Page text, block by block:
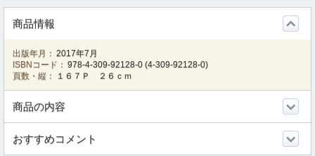
商品情報
出版年月： 2017年7月
ISBNコード： 978-4-309-92128-0 (4-309-92128-0)
頁数・縦：
１６７Ｐ ２６ｃｍ
商品の内容
おすすめコメント